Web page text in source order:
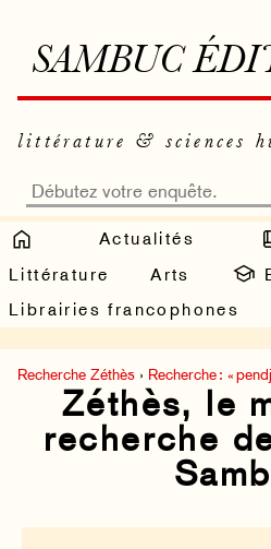
SAMBUC
littérature & sciences
Actualités
Littérature
Arts
Librairies francophones
Recherche Zéthès › Recherche : «
Zéthès, le
recherche